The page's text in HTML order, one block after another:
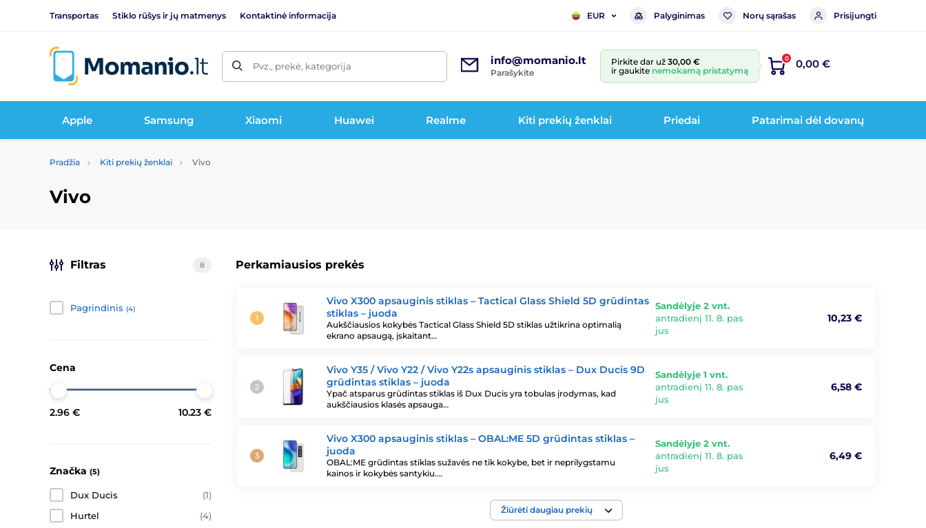
Transportas Stiklo rūšys ir jų matmenys Kontaktinė informacija EUR Palyginimas Norų sąrašas Prisijungti
Pvz., prekė, kategorija info@momanio.lt
Parašykite
Pirkite dar už 30,00 €
ir gaukite nemokamą pristatymą
0 0,00 €
Apple Samsung Xiaomi Huawei Realme Kiti prekių ženklai Priedai Patarimai dėl dovanų
Pradžia Kiti prekių ženklai Vivo
Vivo
Perkamiausios prekės
Vivo X300 apsauginis stiklas – Tactical Glass Shield 5D grūdintas
stiklas – juoda
Aukščiausios kokybės Tactical Glass Shield 5D stiklas užtikrina optimalią
ekrano apsaugą, įskaitant…
Sandėlyje 2 vnt.
antradienį 11. 8. pas
jus
10,23 €
Vivo Y35 / Vivo Y22 / Vivo Y22s apsauginis stiklas – Dux Ducis 9D
grūdintas stiklas – juoda
Ypač atsparus grūdintas stiklas iš Dux Ducis yra tobulas įrodymas, kad
aukščiausios klasės apsauga…
Sandėlyje 1 vnt.
antradienį 11. 8. pas
jus
6,58 €
Vivo X300 apsauginis stiklas – OBAL:ME 5D grūdintas stiklas –
juoda
OBAL:ME grūdintas stiklas sužavės ne tik kokybe, bet ir neprilygstamu
kainos ir kokybės santykiu.…
Sandėlyje 2 vnt.
antradienį 11. 8. pas
jus
6,49 €
Žiūrėti daugiau prekių
Filtras 8
Pagrindinis (4)
Cena
2.96 € 10.23 €
Značka (5)
Dux Ducis
(1)
Hurtel
(4)